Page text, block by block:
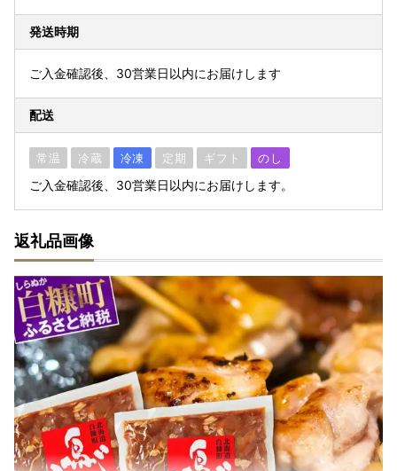
発送時期
ご入金確認後、30営業日以内にお届けします
配送
常温 冷蔵 冷凍 定期 ギフト のし
ご入金確認後、30営業日以内にお届けします。
返礼品画像